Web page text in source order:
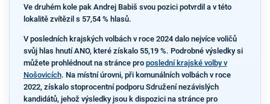
Ve druhém kole pak Andrej Babiš svou pozici potvrdil a v této
lokalitě zvítězil s 57,54 % hlasů.
V posledních krajských volbách v roce 2024 dalo nejvíce voličů
svůj hlas hnutí ANO, které získalo 55,19 %. Podrobné výsledky si
můžete prohlédnout na stránce pro poslední krajské volby v
Nošovicích. Na místní úrovni, při komunálních volbách v roce
2022, získalo stoprocentní podporu Sdružení nezávislých
kandidátů, jehož výsledky jsou k dispozici na stránce pro